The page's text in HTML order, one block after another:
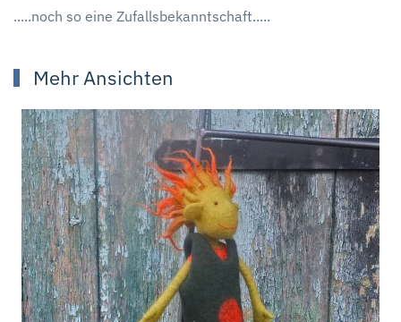
.....noch so eine Zufallsbekanntschaft.....
Mehr Ansichten